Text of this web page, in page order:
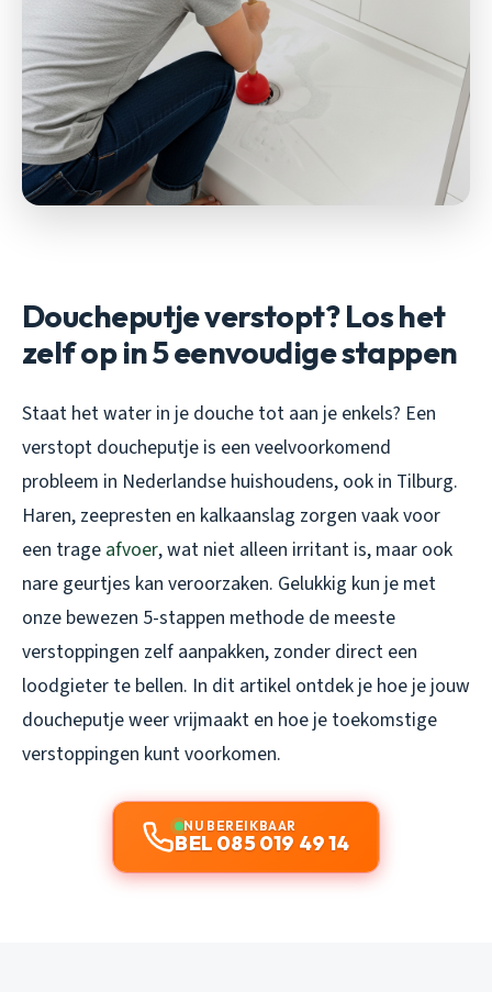
Doucheputje verstopt? Los het
zelf op in 5 eenvoudige stappen
Staat het water in je douche tot aan je enkels? Een
verstopt doucheputje is een veelvoorkomend
probleem in Nederlandse huishoudens, ook in Tilburg.
Haren, zeepresten en kalkaanslag zorgen vaak voor
een trage afvoer, wat niet alleen irritant is, maar ook
nare geurtjes kan veroorzaken. Gelukkig kun je met
onze bewezen 5-stappen methode de meeste
verstoppingen zelf aanpakken, zonder direct een
loodgieter te bellen. In dit artikel ontdek je hoe je jouw
doucheputje weer vrijmaakt en hoe je toekomstige
verstoppingen kunt voorkomen.
NU BEREIKBAAR
BEL 085 019 49 14